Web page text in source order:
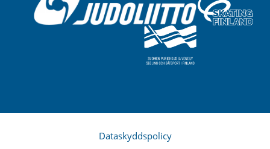
Dataskyddspolicy